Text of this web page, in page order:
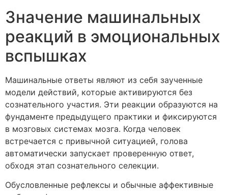
Значение машинальных
реакций в эмоциональных
вспышках
Машинальные ответы являют из себя заученные
модели действий, которые активируются без
сознательного участия. Эти реакции образуются на
фундаменте предыдущего практики и фиксируются
в мозговых системах мозга. Когда человек
встречается с привычной ситуацией, голова
автоматически запускает проверенную ответ,
обходя этап сознательного селекции.
Обусловленные рефлексы и обычные аффективные